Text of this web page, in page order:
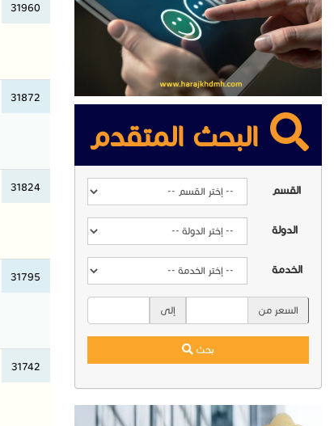
البحث المتقدم
القسم
الدولة
الخدمة
السعر من إلى
بحث
31960
31872
31824
31795
31742